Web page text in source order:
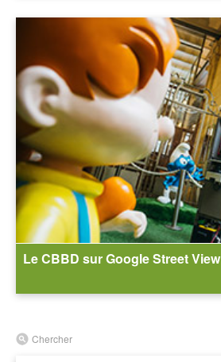
Le CBBD sur Google Street View
Chercher